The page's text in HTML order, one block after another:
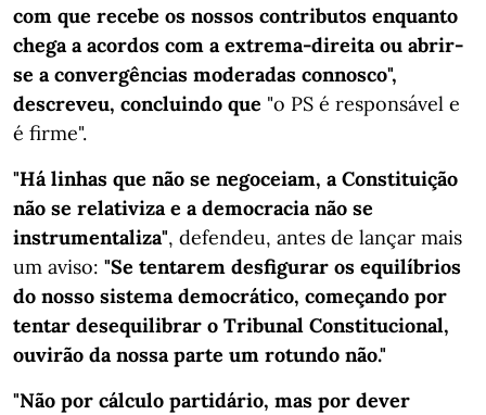
com que recebe os nossos contributos enquanto
chega a acordos com a extrema-direita ou abrir-
se a convergências moderadas connosco",
descreveu, concluindo que "o PS é responsável e
é firme".
"Há linhas que não se negoceiam, a Constituição
não se relativiza e a democracia não se
instrumentaliza", defendeu, antes de lançar mais
um aviso: "Se tentarem desfigurar os equilíbrios
do nosso sistema democrático, começando por
tentar desequilibrar o Tribunal Constitucional,
ouvirão da nossa parte um rotundo não."
"Não por cálculo partidário, mas por dever